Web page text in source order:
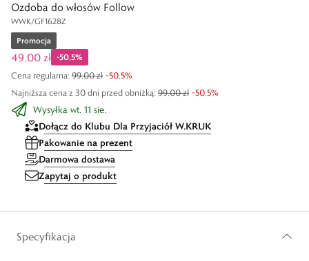
Ozdoba do włosów Follow
WWK/GF1628Z
Promocja
49,00 zł -50,5%
Najniższa cena z 30 dni przed obniżką: 99,00 zł -50,5%
Cena regularna: 99,00 zł -50,5%
Wysyłka wt. 11 sie.
Dołącz do Klubu Dla Przyjaciół W.KRUK
Pakowanie na prezent
Darmowa dostawa
Zapytaj o produkt
Specyfikacja